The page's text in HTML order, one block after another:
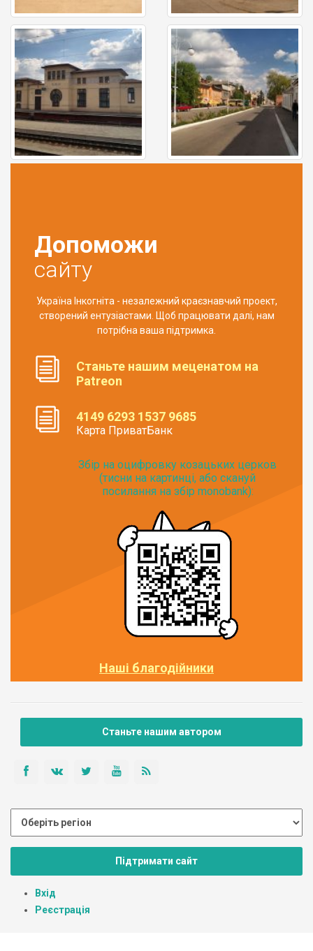
Допоможи
сайту
Україна Інкогніта - незалежний краєзнавчий проект,
створений ентузіастами. Щоб працювати далі, нам
потрібна ваша підтримка.
Станьте нашим меценатом на
Patreon
4149 6293 1537 9685
Карта ПриватБанк
Збір на оцифровку козацьких церков
(тисни на картинці, або скануй
посилання на збір monobank):
Наші благодійники
Станьте нашим автором
Підтримати сайт
Вхід
Реєстрація